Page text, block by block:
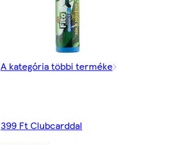
A kategória többi terméke
399 Ft Clubcarddal